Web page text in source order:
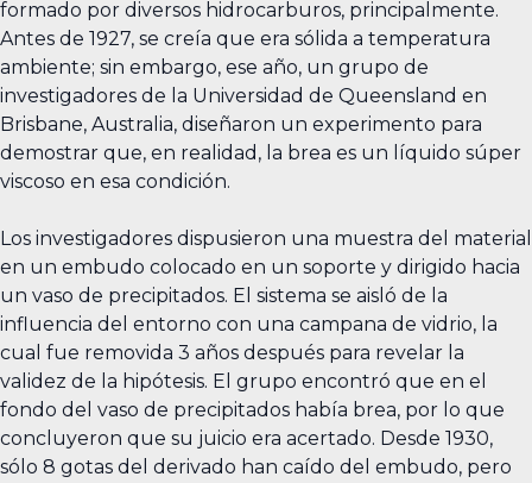
formado por diversos hidrocarburos, principalmente.
Antes de 1927, se creía que era sólida a temperatura
ambiente; sin embargo, ese año, un grupo de
investigadores de la Universidad de Queensland en
Brisbane, Australia, diseñaron un experimento para
demostrar que, en realidad, la brea es un líquido súper
viscoso en esa condición.
Los investigadores dispusieron una muestra del material
en un embudo colocado en un soporte y dirigido hacia
un vaso de precipitados. El sistema se aisló de la
influencia del entorno con una campana de vidrio, la
cual fue removida 3 años después para revelar la
validez de la hipótesis. El grupo encontró que en el
fondo del vaso de precipitados había brea, por lo que
concluyeron que su juicio era acertado. Desde 1930,
sólo 8 gotas del derivado han caído del embudo, pero